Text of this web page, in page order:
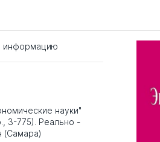
информацию
науки"
3-775). Реально -
(Самара)